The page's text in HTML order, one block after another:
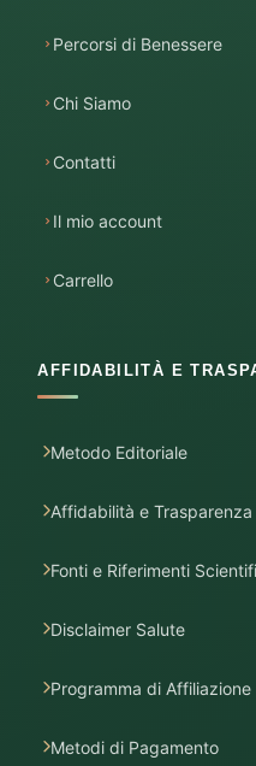
Percorsi di Benessere
Chi Siamo
Contatti
Il mio account
Carrello
AFFIDABILITÀ E
Metodo Editoriale
Affidabilità e Trasparenza
Fonti e Riferimenti
Disclaimer Salute
Programma di Affiliazione
Metodi di Pagamento